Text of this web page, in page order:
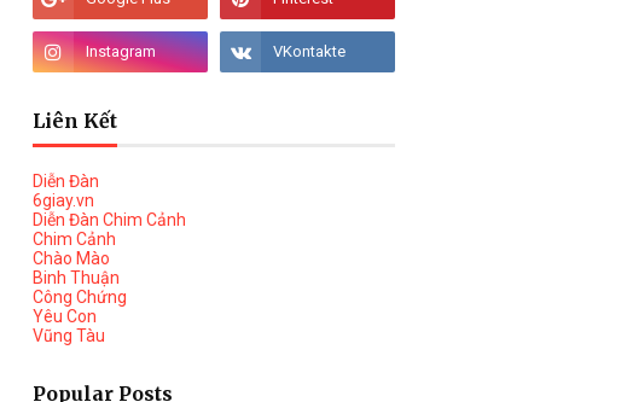
Liên Kết
Diễn Đàn
6giay.vn
Diễn Đàn Chim Cảnh
Chim Cảnh
Chào Mào
Binh Thuận
Công Chứng
Yêu Con
Vũng Tàu
Popular Posts